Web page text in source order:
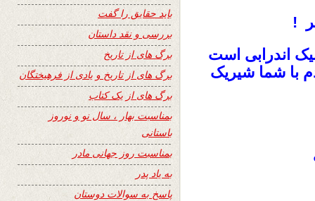
!
اندرابی است
با شما شیریک
باید حقایق را گفت
بررسی و نقد داستان
برگ های از تاریخ
برگ های از تاریخ و یادی از فرهیختگان
برگ های از یک کتاب
بمناسبت بهار ، سال نو و نوروز
باستانی
بمناسبت روز جهانی مادر
به یاد پدر
پاسخ به سوالات دوستان